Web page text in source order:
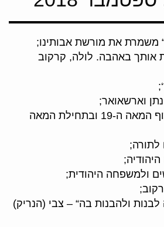
משמרת את מורשת אבותינו;
אותך באהבה. לולה, קרקוב
וארשאואר;
דייני קרקוב בסוף המאה ה-19 ובתחילת המאה
לתורה;
ולמשפחה היהודית;
לבנות ולהבנות בה“ – צבי (הנריק)